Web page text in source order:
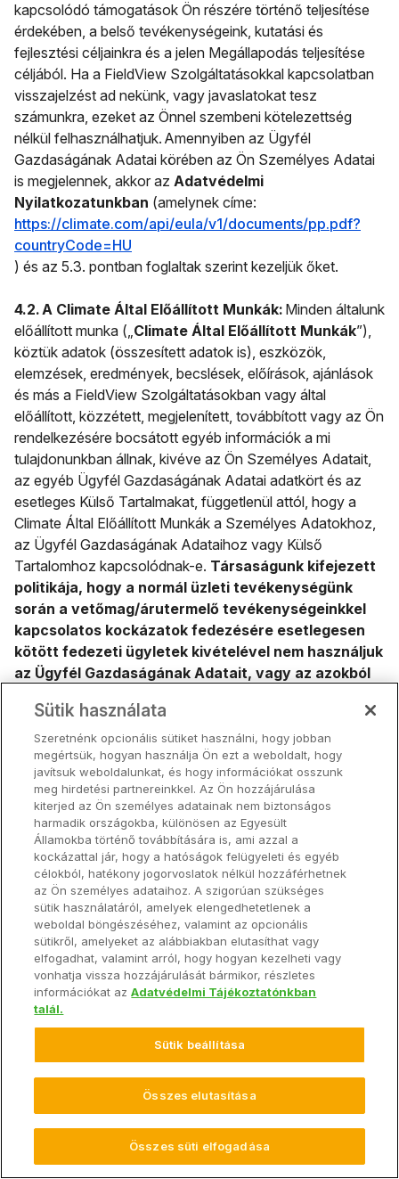
kapcsolódó támogatások Ön részére történő teljesítése
érdekében, a belső tevékenységeink, kutatási és
fejlesztési céljainkra és a jelen Megállapodás teljesítése
céljából. Ha a FieldView Szolgáltatásokkal kapcsolatban
visszajelzést ad nekünk, vagy javaslatokat tesz
számunkra, ezeket az Önnel szembeni kötelezettség
nélkül felhasználhatjuk. Amennyiben az Ügyfél
Gazdaságának Adatai körében az Ön Személyes Adatai
is megjelennek, akkor az Adatvédelmi
Nyilatkozatunkban (amelynek címe:
https://climate.com/api/eula/v1/documents/pp.pdf?
countryCode=HU
) és az 5.3. pontban foglaltak szerint kezeljük őket.
4.2. A Climate Által Előállított Munkák: Minden általunk
előállított munka („Climate Által Előállított Munkák”),
köztük adatok (összesített adatok is), eszközök,
elemzések, eredmények, becslések, előírások, ajánlások
és más a FieldView Szolgáltatásokban vagy által
előállított, közzétett, megjelenített, továbbított vagy az Ön
rendelkezésére bocsátott egyéb információk a mi
tulajdonunkban állnak, kivéve az Ön Személyes Adatait,
az egyéb Ügyfél Gazdaságának Adatai adatkört és az
esetleges Külső Tartalmakat, függetlenül attól, hogy a
Climate Által Előállított Munkák a Személyes Adatokhoz,
az Ügyfél Gazdaságának Adataihoz vagy Külső
Tartalomhoz kapcsolódnak-e. Társaságunk kifejezett
politikája, hogy a normál üzleti tevékenységünk
során a vetőmag/árutermelő tevékenységeinkkel
kapcsolatos kockázatok fedezésére esetlegesen
kötött fedezeti ügyletek kivételével nem használjuk
az Ügyfél Gazdaságának Adatait, vagy az azokból
árukereskedelmi ügyletek céljára.
4.3. Adatok megosztása más Climate FieldView
Felhasználókkal és Platform-partnerekkel:A Climate
engedélyezi Önnek bizonyos információk, köztük az
Ügyfél Gazdaságának Adatai adatkör és a Climate Által
Előállított Munkák más Climate FieldView Felhasználókkal
– például az Ön agronómusával, értékesítőjével – történő
megosztását a FieldView Szolgáltatások keretein belül,
vagy bizonyos információknak a saját FieldView Fiókja és
egy az adott Platform-partnernél meglévő fiók
összekapcsolása révén Climate Platform-partnerekkel
való megosztását. Ha Ön információkat és adatokat oszt
meg más Climate FieldView Felhasználókkal, akkor ezzel
felhatalmaz bennünket az Ön információinak a FieldView
Szolgáltatások környezetében az érintett felhasználókkal
való megosztására. Az Ön FieldView Fiókjának egy vagy
több Platform-partnerünk fiókjának vagy fiókjainak
összekapcsolása felhatalmaz bennünket az Ön adatainak
lehetővé teszi számukra az Ön információinak a saját
rendszerükbe történő letöltését. Saját FieldView Fiókjának
Sütik használata
Szeretnénk opcionális sütiket használni, hogy jobban
megértsük, hogyan használja Ön ezt a weboldalt, hogy
javítsuk weboldalunkat, és hogy információkat osszunk
meg hirdetési partnereinkkel. Az Ön hozzájárulása
kiterjed az Ön személyes adatainak nem biztonságos
harmadik országokba, különösen az Egyesült
Államokba történő továbbítására is, ami azzal a
kockázattal jár, hogy a hatóságok felügyeleti és egyéb
célokból, hatékony jogorvoslatok nélkül hozzáférhetnek
az Ön személyes adataihoz. A szigorúan szükséges
sütik használatáról, amelyek elengedhetetlenek a
weboldal böngészéséhez, valamint az opcionális
sütikről, amelyeket az alábbiakban elutasíthat vagy
elfogadhat, valamint arról, hogy hogyan kezelheti vagy
vonhatja vissza hozzájárulását bármikor, részletes
információkat azAdatvédelmi Tájékoztatónkban
talál.
Sütik beállítása
Összes elutasítása
Összes süti elfogadása